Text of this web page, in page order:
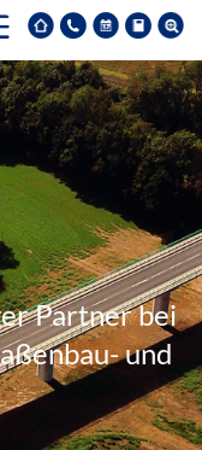
Partner bei
und